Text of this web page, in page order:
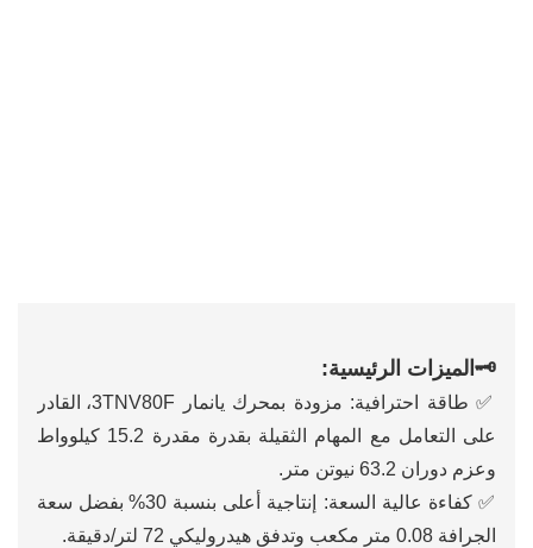
🗝️الميزات الرئيسية:
✅ طاقة احترافية: مزودة بمحرك يانمار 3TNV80F، القادر
على التعامل مع المهام الثقيلة بقدرة مقدرة 15.2 كيلوواط
وعزم دوران 63.2 نيوتن متر.
✅ كفاءة عالية السعة: إنتاجية أعلى بنسبة 30% بفضل سعة
الجرافة 0.08 متر مكعب وتدفق هيدروليكي 72 لتر/دقيقة.